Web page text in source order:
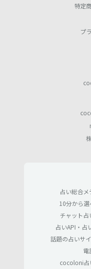
特定
プ
占い総合メ
10分から選
チャット占
占いAPI・占
話題の占いサ
電
cocoloni占